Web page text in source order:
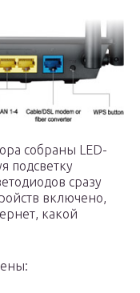
собраны LED-
подсветку
сразу
включено,
какой